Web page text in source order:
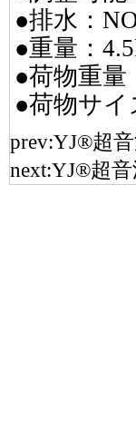
●排水：
●重量：
●荷物重量
●荷物サイ
prev:YJ®超
next:YJ®超音